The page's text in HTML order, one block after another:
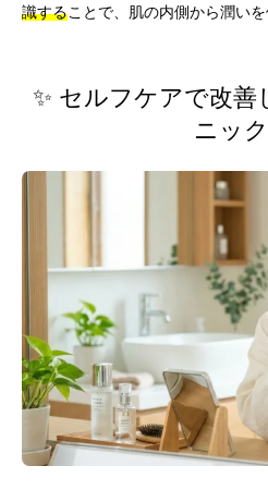
識することで、肌の内側から潤いを
✨ セルフケアで改善
ニッ